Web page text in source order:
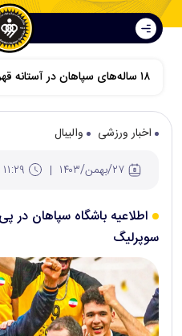
اخبار ورزشی
والیبال
اطلاعیه باشگاه سپاهان در
سوپرلیگ